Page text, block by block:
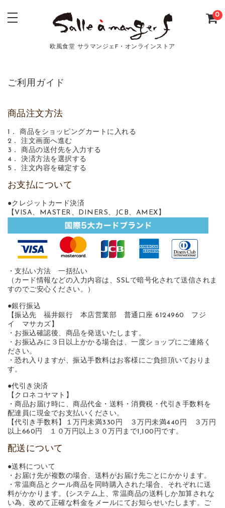
欧風食堂 サラマンジェF・オンラインストア
0
ご利用ガイド
商品注文方法
1． 商品をショッピングカートに入れる
2． 注文画面へ進む
3． 商品の送付先を入力する
4． 決済方法を選択する
5． 注文内容を確定する
お支払について
●クレジットカード決済
【VISA、MASTER、DINERS、JCB、AMEX】
・支払い方法 一括払い
（カード情報などの入力内容は、SSLで暗号化されて送信されま
すのでご安心ください。）
●銀行振込
【振込先 福井銀行 本店営業部 普通口座 6124960 フジ
イ マサカズ】
・お振込確認後、商品を発送いたします。
・お振込みに３日以上かかる場合は、一度ショップにご連絡く
ださい。
・恐れ入りますが、振込手数料はお客様にご負担頂いておりま
す。
●代引き決済
【クロネコヤマト】
・商品お届け時に、商品代金・送料・消費税・代引き手数料を
配達員に現金でお支払いください。
【代引き手数料】１万円未満330円 ３万円未満440円 ３万円
以上660円 １０万円以上３０万円まで1,100円です。
配送について
●送料について
・お届け先が複数の場合、送料がお届け先ごとにかかります。
・常温商品とクール商品を同時購入された場合、それぞれに送
料がかかります。(システム上、常温商品の送料しか加算されな
い為、改めて正確な料金をメールにてお知らせいたします。ご